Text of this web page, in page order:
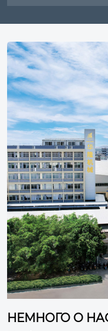
НЕМНОГО О